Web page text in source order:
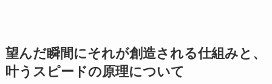
望んだ瞬間にそれが創造される仕組みと、
叶うスピードの原理について